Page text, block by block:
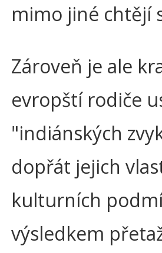
mimo jiné chtějí
Zároveň je ale
evropští rodiče
"indiánských
dopřát jejich
kulturních
výsledkem